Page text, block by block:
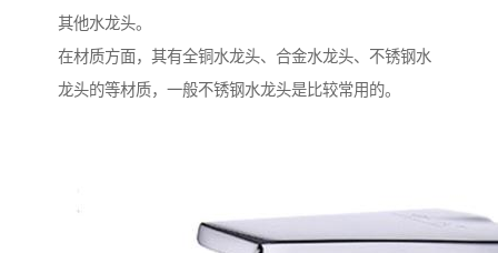
其他水龙头。
在材质方面，其有全铜水龙头、合金水龙头、不锈钢水
龙头的等材质，一般不锈钢水龙头是比较常用的。